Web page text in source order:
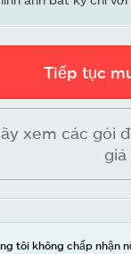
Tiếp tục
xem các gói
giá
tôi không chấp nhận